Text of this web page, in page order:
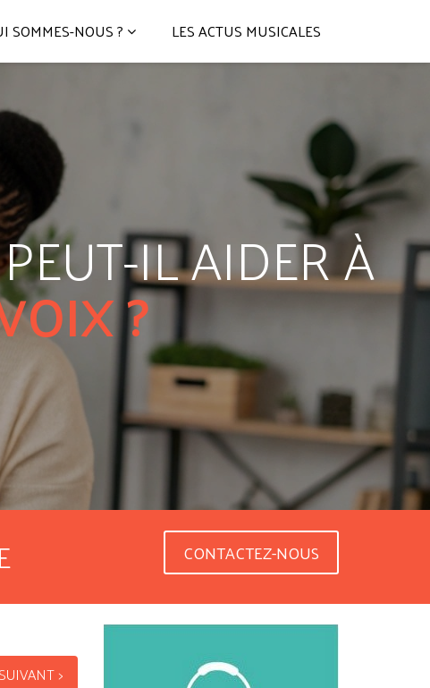
SOMMES-NOUS ? LES ACTUS MUSICALES
IL AIDER À
?
CONTACTEZ-NOUS
SUIVANT >